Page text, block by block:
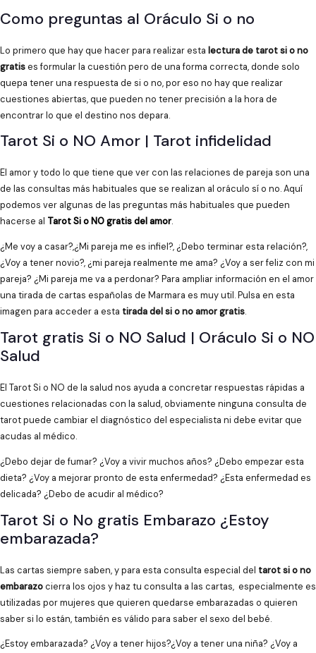
Como preguntas al Oráculo Si o no
Lo primero que hay que hacer para realizar esta lectura de tarot si o no
gratises formular la cuestión pero de una forma correcta, donde solo
quepa tener una respuesta de si o no, por eso no hay que realizar
cuestiones abiertas, que pueden no tener precisión a la hora de
encontrar lo que el destino nos depara.
Tarot Si o NO Amor | Tarot infidelidad
El amor y todo lo que tiene que ver con las relaciones de pareja son una
de las consultas más habituales que se realizan al oráculo sí o no. Aquí
podemos ver algunas de las preguntas más habituales que pueden
hacerse al Tarot Si o NO gratis del amor.
¿Me voy a casar?,¿Mi pareja me es infiel?, ¿Debo terminar esta relación?,
¿Voy a tener novio?, ¿mi pareja realmente me ama? ¿Voy a ser feliz con mi
pareja? ¿Mi pareja me va a perdonar? Para ampliar información en el amor
una tirada de cartas españolas de Marmara es muy util. Pulsa en esta
imagen para acceder a esta tirada del si o no amor gratis.
Tarot gratis Si o NO Salud | Oráculo Si o NO
Salud
El Tarot Si o NO de la salud nos ayuda a concretar respuestas rápidas a
cuestiones relacionadas con la salud, obviamente ninguna consulta de
tarot puede cambiar el diagnóstico del especialista ni debe evitar que
acudas al médico.
¿Debo dejar de fumar? ¿Voy a vivir muchos años? ¿Debo empezar esta
dieta? ¿Voy a mejorar pronto de esta enfermedad? ¿Esta enfermedad es
delicada? ¿Debo de acudir al médico?
Tarot Si o No gratis Embarazo ¿Estoy
embarazada?
Las cartas siempre saben, y para esta consulta especial del tarot si o no
embarazocierra los ojos y haz tu consulta a las cartas, especialmente es
utilizadas por mujeres que quieren quedarse embarazadas o quieren
saber si lo están, también es válido para saber el sexo del bebé.
¿Estoy embarazada? ¿Voy a tener hijos?¿Voy a tener una niña? ¿Voy a